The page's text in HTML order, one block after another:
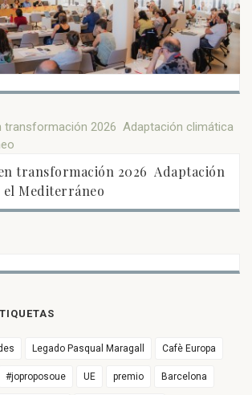
transformación 2026  Adaptación
el Mediterráneo
Legado Pasqual Maragall Cafè Europa
#joproposoue UE premio Barcelona